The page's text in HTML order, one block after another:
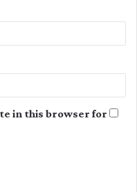
in this browser for